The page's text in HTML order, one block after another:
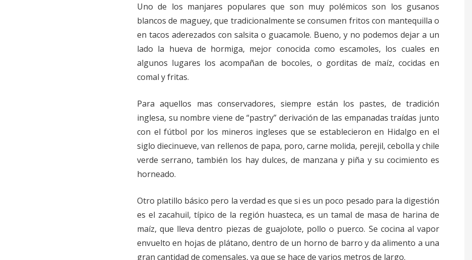
Uno de los manjares populares que son muy polémicos son los gusanos
blancos de maguey, que tradicionalmente se consumen fritos con mantequilla o
en tacos aderezados con salsita o guacamole. Bueno, y no podemos dejar a un
lado la hueva de hormiga, mejor conocida como escamoles, los cuales en
algunos lugares los acompañan de bocoles, o gorditas de maíz, cocidas en
comal y fritas.
Para aquellos mas conservadores, siempre están los pastes, de tradición
inglesa, su nombre viene de “pastry” derivación de las empanadas traídas junto
con el fútbol por los mineros ingleses que se establecieron en Hidalgo en el
siglo diecinueve, van rellenos de papa, poro, carne molida, perejil, cebolla y chile
verde serrano, también los hay dulces, de manzana y piña y su cocimiento es
horneado.
Otro platillo básico pero la verdad es que si es un poco pesado para la digestión
es el zacahuil, típico de la región huasteca, es un tamal de masa de harina de
maíz, que lleva dentro piezas de guajolote, pollo o puerco. Se cocina al vapor
envuelto en hojas de plátano, dentro de un horno de barro y da alimento a una
gran cantidad de comensales, ya que se hace de varios metros de largo.